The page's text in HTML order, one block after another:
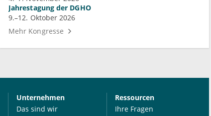
Jahrestagung der DGHO
9.–12. Oktober 2026
Mehr Kongresse
Unternehmen
Das sind wir
Ressourcen
Ihre Fragen